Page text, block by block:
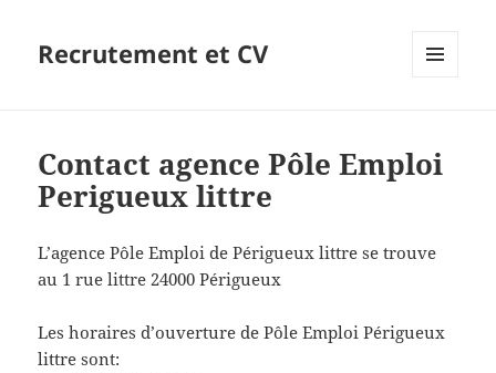
Recrutement et CV
Contact agence Pôle Emploi
Perigueux littre
L’agence Pôle Emploi de Périgueux littre se trouve
au 1 rue littre 24000 Périgueux
Les horaires d’ouverture de Pôle Emploi Périgueux
littre sont: